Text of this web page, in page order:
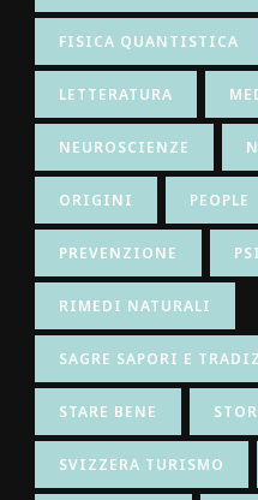
FISICA QUANTISTICA
LETTERATURA
NEUROSCIENZE
ORIGINI PEOPLE
PREVENZIONE
RIMEDI NATURALI
SAGRE SAPORI E
STARE BENE
SVIZZERA TURISMO